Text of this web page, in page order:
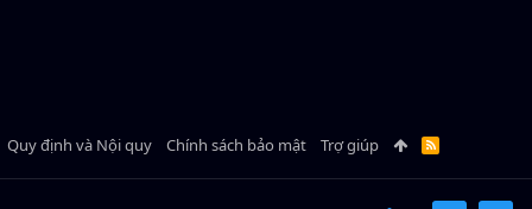
Quy định và Nội quy Chính sách bảo mật Trợ giúp
R
S